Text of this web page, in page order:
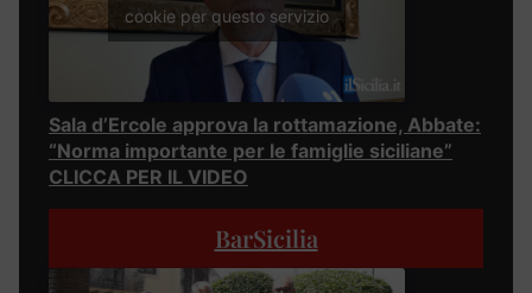
cookie per questo servizio
Sala d’Ercole approva la rottamazione, Abbate:
“Norma importante per le famiglie siciliane”
CLICCA PER IL VIDEO
BarSicilia